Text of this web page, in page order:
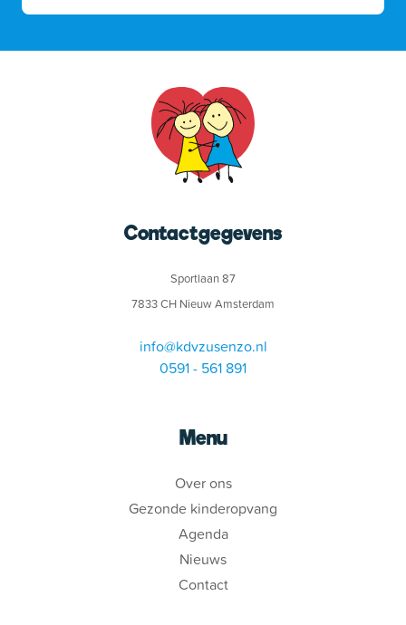
Contactgegevens
Sportlaan 87
7833 CH Nieuw Amsterdam
info@kdvzusenzo.nl
0591 - 561 891
Menu
Over ons
Gezonde kinderopvang
Agenda
Nieuws
Contact